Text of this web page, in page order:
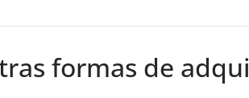
formas de